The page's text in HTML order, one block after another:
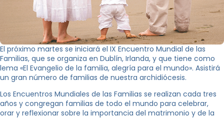
El próximo martes se iniciará el IX Encuentro Mundial de las
Familias, que se organiza en Dublín, Irlanda, y que tiene como
lema «El Evangelio de la familia, alegría para el mundo». Asistirá
un gran número de familias de nuestra archidiócesis.
Los Encuentros Mundiales de las Familias se realizan cada tres
años y congregan familias de todo el mundo para celebrar,
orar y reflexionar sobre la importancia del matrimonio y de la